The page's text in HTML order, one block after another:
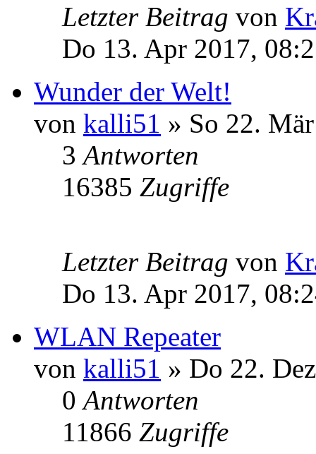
Letzter Beitrag von
Do 13. Apr 2017,
Wunder der Welt!
von kalli51 » So 22.
3Antworten
16385 Zugriffe
Letzter Beitrag von
Do 13. Apr 2017,
WLAN Repeater
von kalli51 » Do 22.
0Antworten
11866 Zugriffe